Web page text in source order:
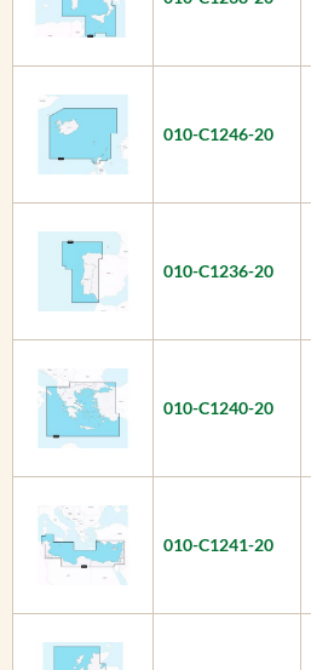
010-C1246-20
010-C1236-20
010-C1240-20
010-C1241-20